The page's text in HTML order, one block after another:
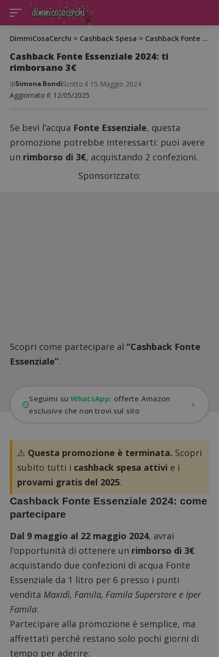
DimmiCosaCerchi > Cashback Spesa > Cashback Fonte Essenziale 2024: ti rimborsano 3€
Cashback Fonte Essenziale 2024: ti
rimborsano 3€
Aggiornato il: 12/05/2025
diSimona BondiScritto il 15 Maggio 2024
Se bevi l’acqua Fonte Essenziale, questa
promozione potrebbe interessarti: puoi avere
un rimborso di 3€, acquistando 2 confezioni.
Sponsorizzato:
Scopri come partecipare al “Cashback Fonte
Essenziale”.
Seguimi suWhatsApp: offerte Amazon
esclusive che non trovi sul sito
⚠️ Questa promozione è terminata. Scopri
subito tutti i cashback spesa attivi e i
provami gratis del 2025.
Cashback Fonte Essenziale 2024: come
partecipare
Dal 9 maggio al 22 maggio 2024, avrai
l’opportunità di ottenere un rimborso di 3€
acquistando due confezioni di acqua Fonte
Essenziale da 1 litro per 6 presso i punti
vendita Maxidì, Famila, Famila Superstore e Iper
Famila.
Partecipare alla promozione è semplice, ma
affrettati perché restano solo pochi giorni di
tempo per aderire: